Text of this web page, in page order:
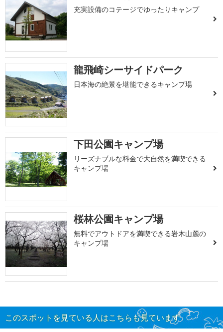
充実設備のコテージでゆったりキャンプ
龍飛崎シーサイドパーク
日本海の絶景を堪能できるキャンプ場
下田公園キャンプ場
リーズナブルな料金で大自然を満喫できる
キャンプ場
桜林公園キャンプ場
無料でアウトドアを満喫できる岩木山麓の
キャンプ場
このスポットを見ている人はこちらも見ています